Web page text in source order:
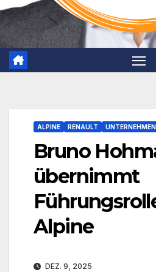
ALPINE RENAULT UNTERNEHMEN
Bruno
übernimmt
Alpine
DEZ. 9, 2025